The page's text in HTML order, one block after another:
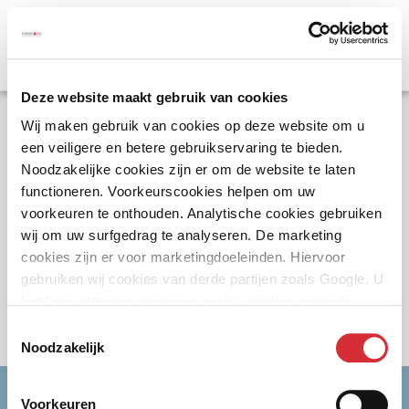
Deze website maakt gebruik van cookies
Wij maken gebruik van cookies op deze website om u
een veiligere en betere gebruikservaring te bieden.
Noodzakelijke cookies zijn er om de website te laten
functioneren. Voorkeurscookies helpen om uw
voorkeuren te onthouden. Analytische cookies gebruiken
wij om uw surfgedrag te analyseren. De marketing
cookies zijn er voor marketingdoeleinden. Hiervoor
gebruiken wij cookies van derde partijen zoals Google. U
Noodzakelijk
Voorkeuren
Error code: 404
Keer terug naar de homepagina
Neem contact met ons op
Errors